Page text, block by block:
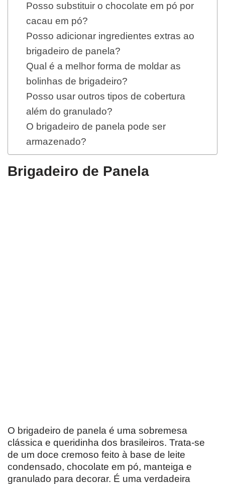
Posso substituir o chocolate em pó por
cacau em pó?
Posso adicionar ingredientes extras ao
brigadeiro de panela?
Qual é a melhor forma de moldar as
bolinhas de brigadeiro?
Posso usar outros tipos de cobertura
além do granulado?
O brigadeiro de panela pode ser
armazenado?
Brigadeiro de Panela
O brigadeiro de panela é uma sobremesa
clássica e queridinha dos brasileiros. Trata-se
de um doce cremoso feito à base de leite
condensado, chocolate em pó, manteiga e
granulado para decorar. É uma verdadeira